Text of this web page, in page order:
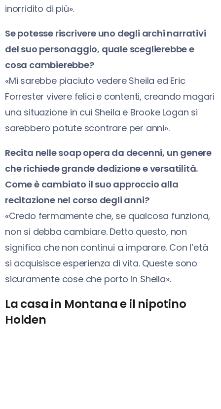
inorridito di più».
Se potesse riscrivere uno degli archi narrativi
del suo personaggio, quale sceglierebbe e
cosa cambierebbe?
«Mi sarebbe piaciuto vedere Sheila ed Eric
Forrester vivere felici e contenti, creando magari
una situazione in cui Sheila e Brooke Logan si
sarebbero potute scontrare per anni».
Recita nelle soap opera da decenni, un genere
che richiede grande dedizione e versatilità.
Come è cambiato il suo approccio alla
recitazione nel corso degli anni?
«Credo fermamente che, se qualcosa funziona,
non si debba cambiare. Detto questo, non
significa che non continui a imparare. Con l’età
si acquisisce esperienza di vita. Queste sono
sicuramente cose che porto in Sheila».
La casa in Montana e il nipotino
Holden